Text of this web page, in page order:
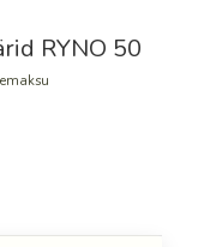
RYNO 50